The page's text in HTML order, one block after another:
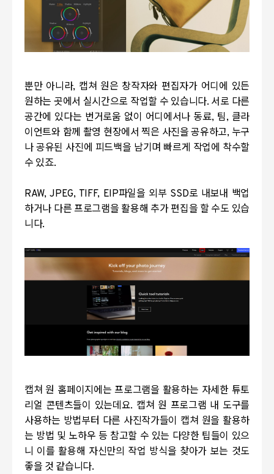
뿐만 아니라, 캡쳐 원은 창작자와 편집자가 어디에 있든
원하는 곳에서 실시간으로 작업할 수 있습니다. 서로 다른
공간에 있다는 번거로움 없이 어디에서나 동료, 팀, 클라
이언트와 함께 촬영 현장에서 찍은 사진을 공유하고, 누구
나 공유된 사진에 피드백을 남기며 빠르게 작업에 착수할
수 있죠.
RAW, JPEG, TIFF, EIP파일을 외부 SSD로 내보내 백업
하거나 다른 프로그램을 활용해 추가 편집을 할 수도 있습
니다.
캡쳐 원 홈페이지에는 프로그램을 활용하는 자세한 튜토
리얼 콘텐츠들이 있는데요. 캡쳐 원 프로그램 내 도구를
사용하는 방법부터 다른 사진작가들이 캡쳐 원을 활용하
는 방법 및 노하우 등 참고할 수 있는 다양한 팁들이 있으
니 이를 활용해 자신만의 작업 방식을 찾아가 보는 것도
좋을 것 같습니다.